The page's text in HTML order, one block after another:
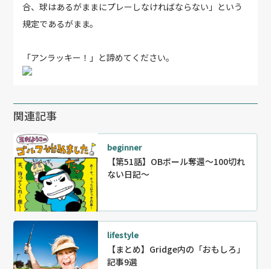
合、球はあるがままにプレーしなければならない」という
規定であるがまま。
「アンラッキー！」と諦めてください。
関連記事
beginner
【第51話】OBボール奪還〜100切れ
ない日記～
lifestyle
【まとめ】Gridge内の「おもしろ」
記事9選